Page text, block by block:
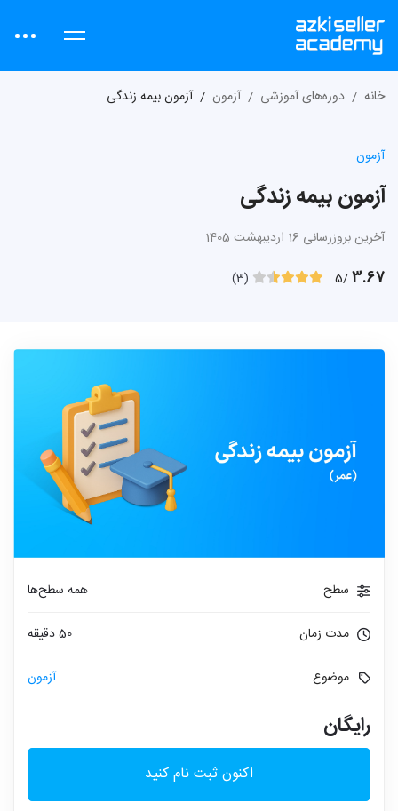
خانه دوره‌های آموزشی آزمون آزمون بیمه زندگی
آزمون
آزمون بیمه زندگی
آخرین بروزرسانی 16 اردیبهشت 1405
3.67
/5
(3)
سطح همه سطح‌ها
مدت زمان 50 دقیقه
موضوع آزمون
رایگان
اکنون ثبت نام کنید